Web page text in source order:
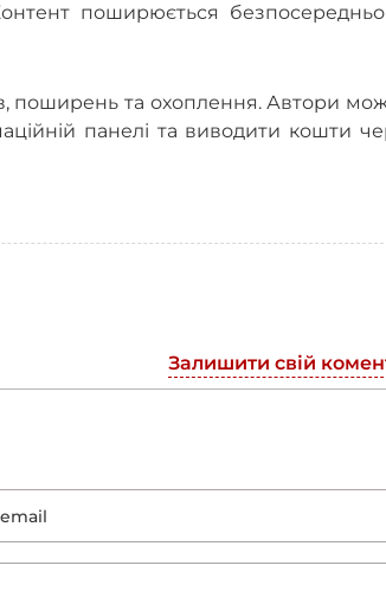
поширюється
поширень та охоплення. Автори
панелі та виводити кошти
Залишити свій